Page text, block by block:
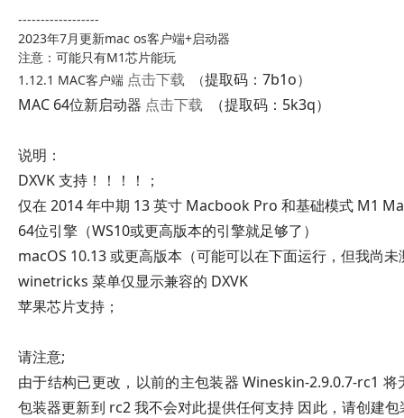
------------------
2023年7月更新mac os客户端+启动器
注意：可能只有M1芯片能玩
1.12.1 MAC客户端 点击下载 （提取码：7b1o）
MAC 64位新启动器 点击下载 （提取码：5k3q）
说明：
DXVK 支持！！！！；
仅在 2014 年中期 13 英寸 Macbook Pro 和基础模式 M1
64位引擎（WS10或更高版本的引擎就足够了）
macOS 10.13 或更高版本（可能可以在下面运行，但我尚未
winetricks 菜单仅显示兼容的 DXVK
苹果芯片支持；
请注意;
由于结构已更改，以前的主包装器 Wineskin-2.9.0.7-rc1
包装器更新到 rc2 我不会对此提供任何支持 因此，请创建